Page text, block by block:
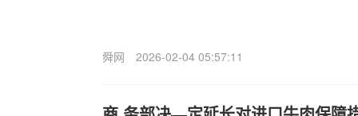
舜网 2026-02-04 05:57:11